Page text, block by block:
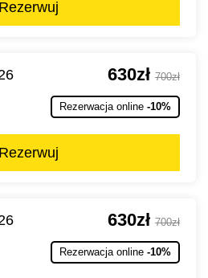
Rezerwuj
630zł 700zł
Rezerwacja online -10%
Rezerwuj
630zł 700zł
Rezerwacja online -10%